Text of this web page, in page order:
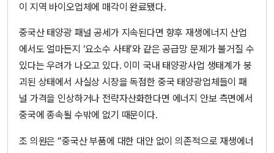
이 지역 바이오업체에 매각이 완료됐다.
중국산 태양광 패널 공세가 지속된다면 향후 재생에너지 산업
에서도 얼마든지 ‘요소수 사태’와 같은 공급망 문제가 불거질 수
있다는 우려가 나오고 있다. 이미 국내 태양광사업 생태계가 붕
괴된 상태에서 사실상 시장을 독점한 중국 태양광업체들이 패
널 가격을 인상하거나 전략자산화한다면 에너지 안보 측면에서
중국에 종속될 수밖에 없기 때문이다.
조 의원은 “중국산 부품에 대한 대안 없이 의존적으로 재생에너